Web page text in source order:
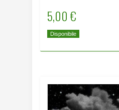
5,00 €
Disponibile